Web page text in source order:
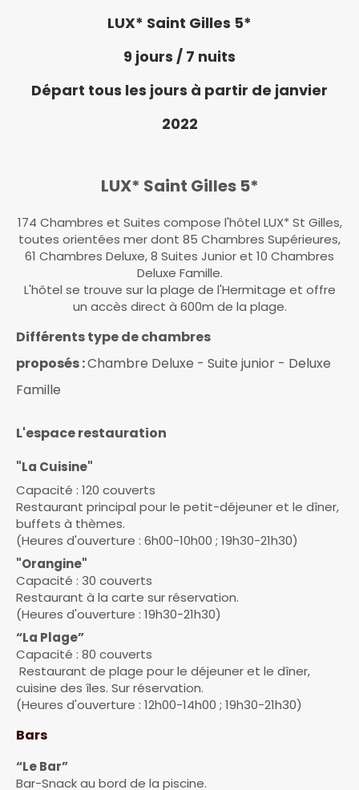
LUX* Saint Gilles 5*
9 jours / 7 nuits
Départ tous les jours à partir de janvier
2022
LUX* Saint Gilles 5*
174 Chambres et Suites compose l'hôtel LUX* St Gilles,
toutes orientées mer dont 85 Chambres Supérieures,
61 Chambres Deluxe, 8 Suites Junior et 10 Chambres
Deluxe Famille.
L'hôtel se trouve sur la plage de l'Hermitage et offre
un accès direct à 600m de la plage.
Différents type de chambres
proposés :Chambre Deluxe - Suite junior - Deluxe
Famille
L'espace restauration
"La Cuisine"
Capacité : 120 couverts
Restaurant principal pour le petit-déjeuner et le dîner,
buffets à thèmes.
(Heures d'ouverture : 6h00-10h00 ; 19h30-21h30)
"Orangine"
Capacité : 30 couverts
Restaurant à la carte sur réservation.
(Heures d'ouverture : 19h30-21h30)
“La Plage”
Capacité : 80 couverts
Restaurant de plage pour le déjeuner et le dîner,
cuisine des îles. Sur réservation.
(Heures d'ouverture : 12h00-14h00 ; 19h30-21h30)
Bars
“Le Bar”
Bar-Snack au bord de la piscine.